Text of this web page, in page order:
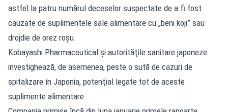
astfel la patru numărul deceselor suspectate de a fi fost
cauzate de suplimentele sale alimentare cu „beni koji” sau
drojdie de orez roşu.
Kobayashi Pharmaceutical şi autorităţile sanitare japoneze
investighează, de asemenea, peste o sută de cazuri de
spitalizare în Japonia, potenţial legate tot de aceste
suplimente alimentare.